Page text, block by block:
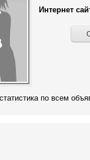
Интернет
по всем